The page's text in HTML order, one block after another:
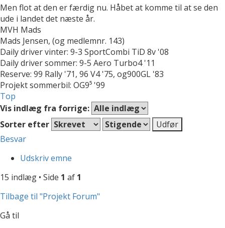
Men flot at den er færdig nu. Håbet at komme til at se den
ude i landet det næste år.
MVH Mads
Mads Jensen, (og medlemnr. 143)
Daily driver vinter: 9-3 SportCombi TiD 8v '08
Daily driver sommer: 9-5 Aero Turbo4 '11
Reserve: 99 Rally '71, 96 V4 '75, og900GL '83
Projekt sommerbil: OG9⁵ '99
Top
Vis indlæg fra forrige:
Sorter efter
Besvar
Udskriv emne
15 indlæg • Side 1 af 1
Tilbage til "Projekt Forum"
Gå til